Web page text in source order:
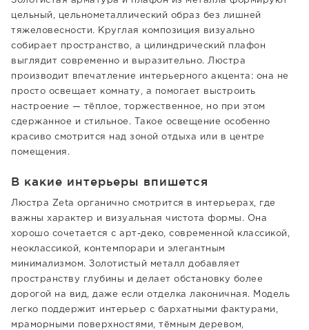
цельный, цельнометаллический образ без лишней
тяжеловесности. Круглая композиция визуально
собирает пространство, а цилиндрический плафон
выглядит современно и выразительно. Люстра
производит впечатление интерьерного акцента: она не
просто освещает комнату, а помогает выстроить
настроение — тёплое, торжественное, но при этом
сдержанное и стильное. Такое освещение особенно
красиво смотрится над зоной отдыха или в центре
помещения.
В какие интерьеры впишется
Люстра Zeta органично смотрится в интерьерах, где
важны характер и визуальная чистота формы. Она
хорошо сочетается с арт-деко, современной классикой,
неоклассикой, контемпорари и элегантным
минимализмом. Золотистый металл добавляет
пространству глубины и делает обстановку более
дорогой на вид, даже если отделка лаконичная. Модель
легко поддержит интерьер с бархатными фактурами,
мраморными поверхностями, тёмным деревом,